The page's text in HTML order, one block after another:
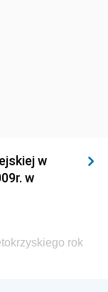
i Przemysłu
w
w
rok